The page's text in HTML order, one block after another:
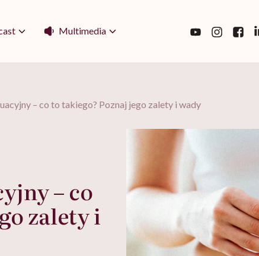
Multimedia
– co to takiego? Poznaj jego zalety i wady
– co
zalety i